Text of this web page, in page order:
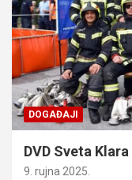
DOGAĐAJI
DVD Sveta
9. rujna 2025.